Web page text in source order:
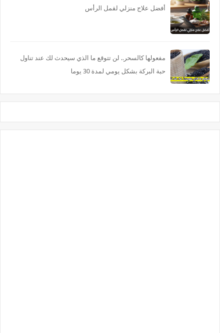
أفضل علاج منزلي لقمل الرأس
مفعولها كالسحر.. لن تتوقع ما الذي سيحدث لك عند تناول
حبة البركة بشكل يومي لمدة 30 يوما